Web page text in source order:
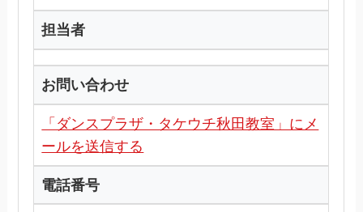
担当者
お問い合わせ
「ダンスプラザ・タケウチ秋田教室」にメ
ールを送信する
電話番号